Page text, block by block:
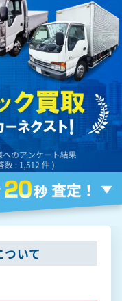
ついて